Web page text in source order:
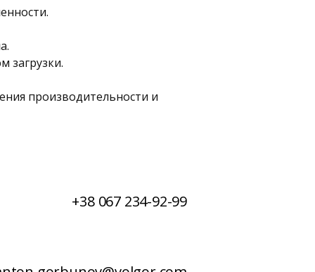
загрузки.
производительности и
+38 067 234-92-99